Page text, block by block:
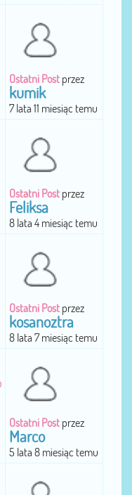
Ostatni Post przez
kumik
7 lata 11 miesiąc temu
Ostatni Post przez
Feliksa
8 lata 4 miesiąc temu
Ostatni Post przez
kosanoztra
8 lata 7 miesiąc temu
Ostatni Post przez
Marco
5 lata 8 miesiąc temu